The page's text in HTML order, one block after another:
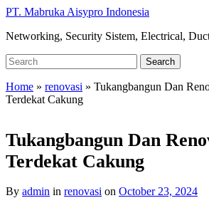
Skip
main
PT. Mabruka Aisypro Indonesia
Networking, Security Sistem, Electrical,
Search
for:
Search
Home » renovasi » Tukangbangun Dan
Terdekat Cakung
Tukangbangun Dan
Terdekat Cakung
By admin in renovasi on October 23, 2024